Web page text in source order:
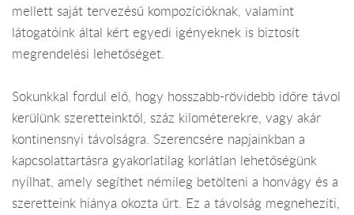
mellett saját tervezésű kompozícióknak, valamint
látogatóink által kért egyedi igényeknek is biztosít
megrendelési lehetőséget.
Sokunkkal fordul elő, hogy hosszabb-rövidebb időre távol
kerülünk szeretteinktől, száz kilométerekre, vagy akár
kontinensnyi távolságra. Szerencsére napjainkban a
kapcsolattartásra gyakorlatilag korlátlan lehetőségünk
nyílhat, amely segíthet némileg betölteni a honvágy és a
szeretteink hiánya okozta űrt. Ez a távolság megnehezíti,